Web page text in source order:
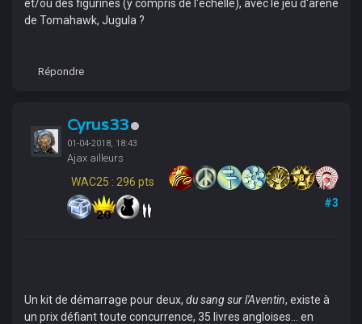
et/ou des figurines (y compris de l'échelle), avec le jeu d'arène
de Tomahawk, Jugula ?
Répondre
Cyrus33
01-04-2018, 18:43
Ajax ailleurs
WAC25 : 296 pts
#3
Un kit de démarrage pour deux, du sang sur l'Aventin, existe à
un prix défiant toute concurrence, 35 livres angloises... en